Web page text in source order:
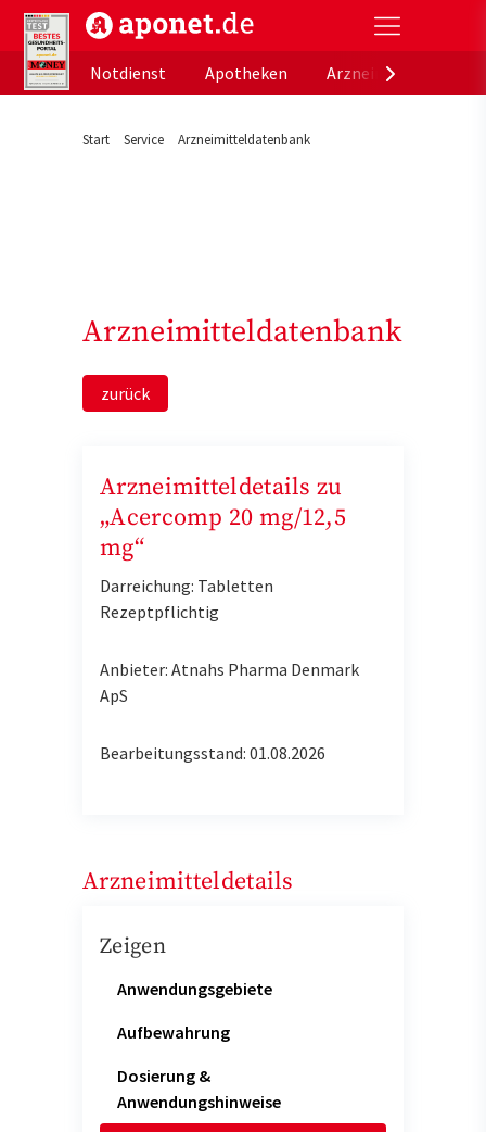
aponet.de - Das offizielle Gesundheitsportal der
Notdienst
Apotheken
Start Service Arzneimitteldatenbank
Arzneimitteldatenbank
zurück
Arzneimitteldetails zu
„Acercomp 20 mg/12,5
mg“
Darreichung: Tabletten
Rezeptpflichtig
Anbieter: Atnahs Pharma Denmark
ApS
Bearbeitungsstand: 01.08.2026
Arzneimitteldetails
Zeigen
Anwendungsgebiete
Aufbewahrung
Dosierung &
Anwendungshinweise